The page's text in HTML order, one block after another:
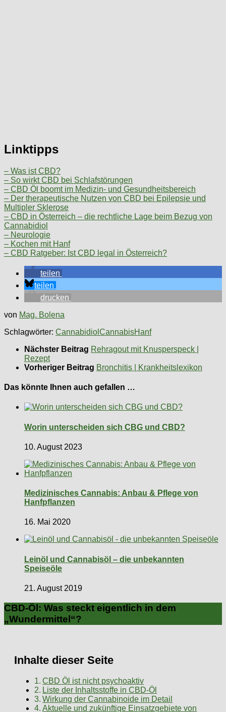
Linktipps
– Was ist CBD?
– So wirkt CBD bei Schlafstörungen
– CBD Öl boomt im Medizin- und Gesundheitsbereich
– Der therapeutische Nutzen von CBD bei Epilepsie und
Multipler Sklerose
– CBD in Österreich – die rechtliche Lage beim Bezug von
Cannabidiol
– Neurologie
– Kochen mit Hanf
– CBD Ratgeber: Ist CBD legal in Österreich?
teilen
teilen
drucken
von Mag. Bolena
Schlagwörter: Cannabidiol CannabisHanf
Nächster Beitrag Rehragout mit Knusperspeck |
Rezept
Vorheriger Beitrag Bronchitis | Krankheitslexikon
Das könnte Ihnen auch gefallen …
Worin unterscheiden sich CBG und CBD?
10. August 2023
Medizinisches Cannabis: Anbau & Pflege von
Hanfpflanzen
16. Mai 2020
Leinöl und Cannabisöl – die unbekannten
Speiseöle
21. August 2019
CBD-Öl: Was steckt eigentlich in dem
„Wundermittel“?
Inhalte dieser Seite
CBD Öl ist nicht psychoaktiv
Liste der Inhaltsstoffe in CBD-Öl
Wirkung der Cannabinoide im Detail
Aktuelle und zukünftige Einsatzgebiete von